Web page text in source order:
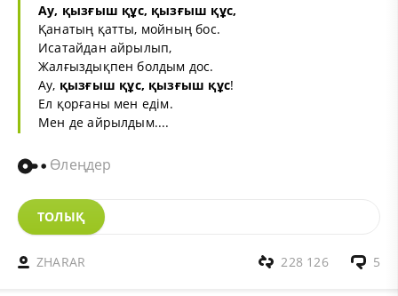
Ау, қызғыш құс, қызғыш құс,
Қанатың қатты, мойның бос.
Исатайдан айрылып,
Жалғыздықпен болдым дос.
Ау, қызғыш құс, қызғыш құс!
Ел қорғаны мен едім.
Мен де айрылдым....
Өлеңдер
ТОЛЫҚ
ZHARAR 5
228 126